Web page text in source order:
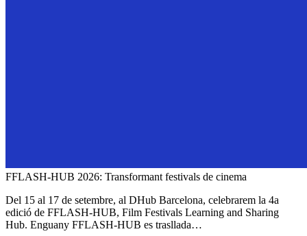
FFLASH-HUB 2026: Transformant festivals de cinema
Del 15 al 17 de setembre, al DHub Barcelona, celebrarem la 4a
edició de FFLASH-HUB, Film Festivals Learning and Sharing
Hub. Enguany FFLASH-HUB es trasllada…